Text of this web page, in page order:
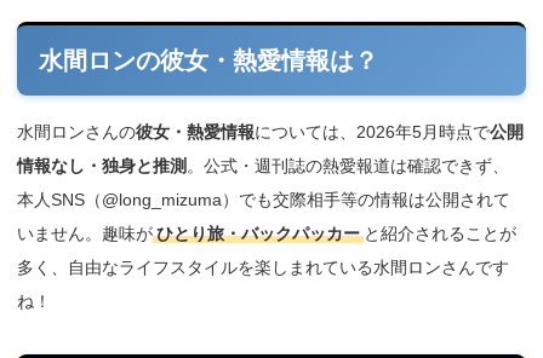
水間ロンの彼女・熱愛情報は？
水間ロンさんの彼女・熱愛情報については、2026年5月時点で公開
情報なし・独身と推測。公式・週刊誌の熱愛報道は確認できず、
本人SNS（@long_mizuma）でも交際相手等の情報は公開されて
いません。趣味がひとり旅・バックパッカー と紹介されることが
多く、自由なライフスタイルを楽しまれている水間ロンさんです
ね！